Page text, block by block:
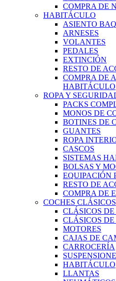
COMPRA DE
HABITÁCULO
ASIENTO
ARNESES
VOLANTES
PEDALES
EXTINCIÓN
RESTO DE
COMPRA DE
HABITÁCULO
ROPA Y
PACKS
MONOS DE
BOTINES DE
GUANTES
ROPA
CASCOS
SISTEMAS
BOLSAS Y
EQUIPACIÓN
RESTO DE
COMPRA DE
COCHES CLÁSICOS
CLÁSICOS
CLÁSICOS
MOTORES
CAJAS DE
CARROCERÍA
HABITÁCULO
LLANTAS